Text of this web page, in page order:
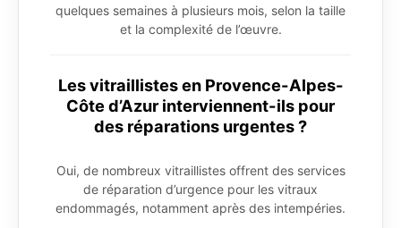
quelques semaines à plusieurs mois, selon la taille
et la complexité de l’œuvre.
Les vitraillistes en Provence-Alpes-
Côte d’Azur interviennent-ils pour
des réparations urgentes ?
Oui, de nombreux vitraillistes offrent des services
de réparation d’urgence pour les vitraux
endommagés, notamment après des intempéries.